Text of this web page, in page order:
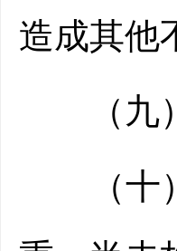
造成其他
（九）
（十）